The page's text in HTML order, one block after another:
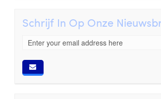
Schrijf In Op Onze